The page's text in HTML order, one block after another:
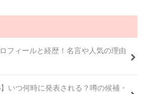
フィールと経歴！名言や人気の理由
いつ何時に発表される？噂の候補・